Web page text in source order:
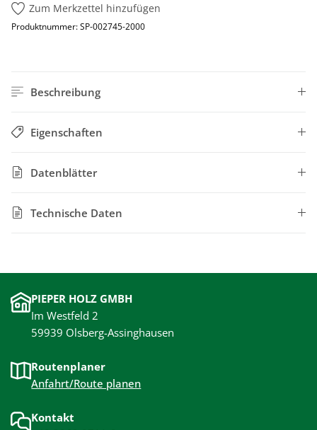
Zum Merkzettel hinzufügen
Produktnummer:SP-002745-2000
Beschreibung
Eigenschaften
Datenblätter
Technische Daten
PIEPER HOLZ GMBH
Im Westfeld 2
59939 Olsberg-Assinghausen
Routenplaner
Anfahrt/Route planen
Kontakt